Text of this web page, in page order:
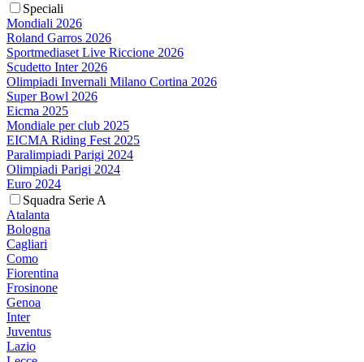
Speciali
Mondiali 2026
Roland Garros 2026
Sportmediaset Live Riccione 2026
Scudetto Inter 2026
Olimpiadi Invernali Milano Cortina 2026
Super Bowl 2026
Eicma 2025
Mondiale per club 2025
EICMA Riding Fest 2025
Paralimpiadi Parigi 2024
Olimpiadi Parigi 2024
Euro 2024
Squadra Serie A
Atalanta
Bologna
Cagliari
Como
Fiorentina
Frosinone
Genoa
Inter
Juventus
Lazio